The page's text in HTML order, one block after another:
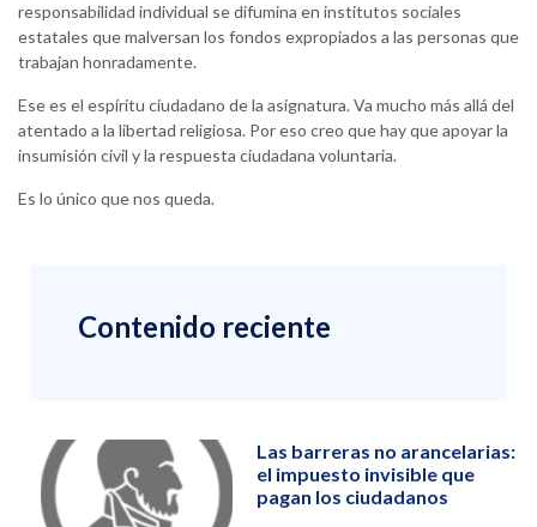
responsabilidad individual se difumina en institutos sociales
estatales que malversan los fondos expropiados a las personas que
trabajan honradamente.
Ese es el espíritu ciudadano de la asignatura. Va mucho más allá del
atentado a la libertad religiosa. Por eso creo que hay que apoyar la
insumisión civil y la respuesta ciudadana voluntaria.
Es lo único que nos queda.
Contenido reciente
Las barreras no arancelarias:
el impuesto invisible que
pagan los ciudadanos